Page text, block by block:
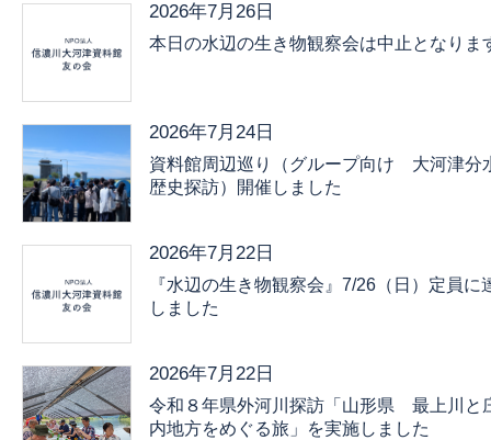
2026年7月26日
本日の水辺の生き物観察会は中止となりま
2026年7月24日
資料館周辺巡り（グループ向け 大河津分
歴史探訪）開催しました
2026年7月22日
『水辺の生き物観察会』7/26（日）定員に
しました
2026年7月22日
令和８年県外河川探訪「山形県 最上川と
内地方をめぐる旅」を実施しました